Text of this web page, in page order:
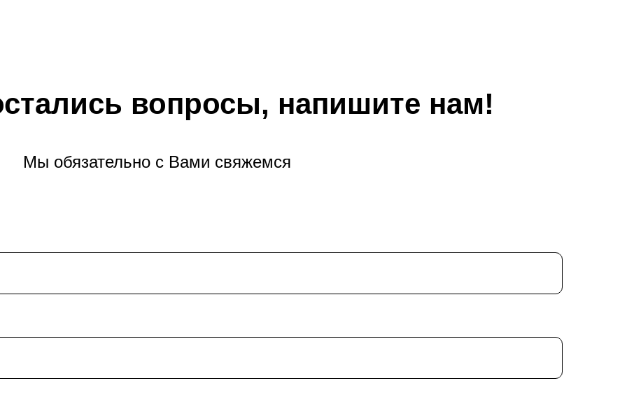
вопросы, напишите нам!
Мы обязательно с Вами свяжемся